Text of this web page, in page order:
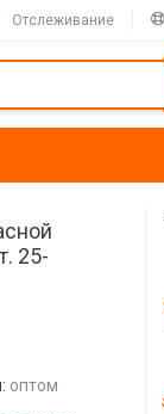
Отслеживание
25-
оптом